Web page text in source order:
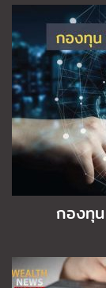
กองทุ